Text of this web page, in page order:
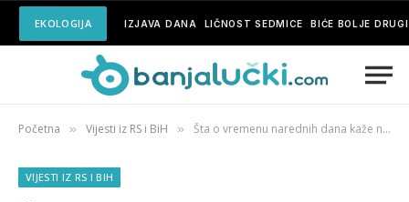
EKOLOGIJA IZJAVA DANA LIČNOST SEDMICE BIĆE BOLJE
Početna » Vijesti iz RS i BiH » Šta o vremenu narednih dana kaže najcitiraniji prognostičar iz Novog Sada?
VIJESTI IZ RS I BIH